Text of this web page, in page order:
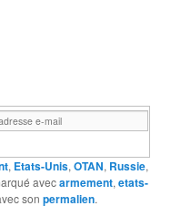
, Etats-Unis,OTAN, Russie,
avecarmement,etats-
sonpermalien.